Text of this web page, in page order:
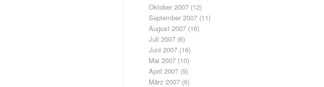
Oktober 2007 (12)
September 2007 (11)
August 2007 (16)
Juli 2007 (6)
Juni 2007 (16)
Mai 2007 (10)
April 2007 (9)
März 2007 (6)